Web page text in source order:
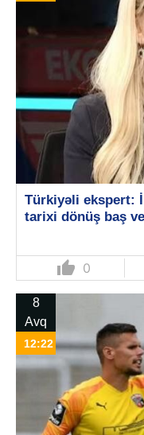
Türkiyəli ekspert:
tarixi dönüş baş
thumb_up 0
8
Avq
12:22